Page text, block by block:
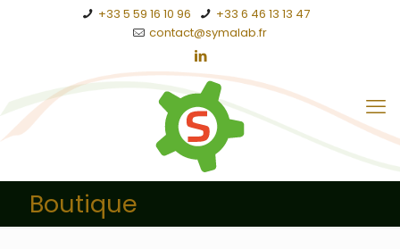
+33 5 59 16 10 96
+33 6 46 13 13 47
contact@symalab.fr
Boutique